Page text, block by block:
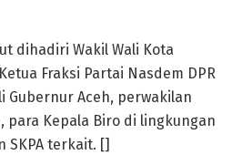
dihadiri Wakil Wali Kota
Fraksi Partai Nasdem DPR
Gubernur Aceh, perwakilan
para Kepala Biro di lingkungan
SKPA terkait. []